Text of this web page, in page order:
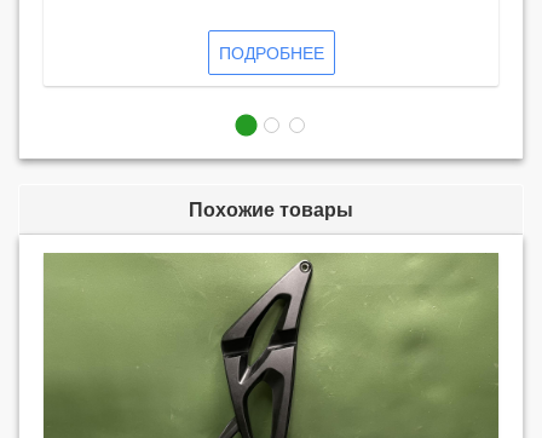
ПОДРОБНЕЕ
Похожие товары